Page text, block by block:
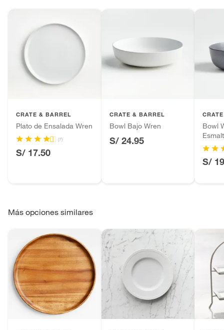
CRATE & BARREL
Plato de Ensalada Wren
(7)
S/ 17.50
CRATE & BARREL
Bowl Bajo Wren
S/ 24.95
Bowl
S/
Más opciones similares